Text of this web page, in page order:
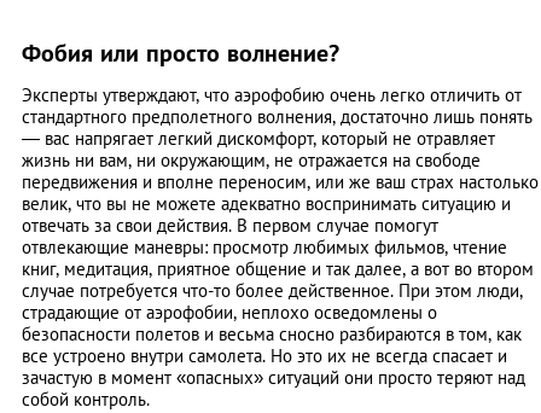
Фобия или просто волнение?
Эксперты утверждают, что аэрофобию очень легко отличить от
стандартного предполетного волнения, достаточно лишь понять
— вас напрягает легкий дискомфорт, который не отравляет
жизнь ни вам, ни окружающим, не отражается на свободе
передвижения и вполне переносим, или же ваш страх настолько
велик, что вы не можете адекватно воспринимать ситуацию и
отвечать за свои действия. В первом случае помогут
отвлекающие маневры: просмотр любимых фильмов, чтение
книг, медитация, приятное общение и так далее, а вот во втором
случае потребуется что-то более действенное. При этом люди,
страдающие от аэрофобии, неплохо осведомлены о
безопасности полетов и весьма сносно разбираются в том, как
все устроено внутри самолета. Но это их не всегда спасает и
зачастую в момент «опасных» ситуаций они просто теряют над
собой контроль.